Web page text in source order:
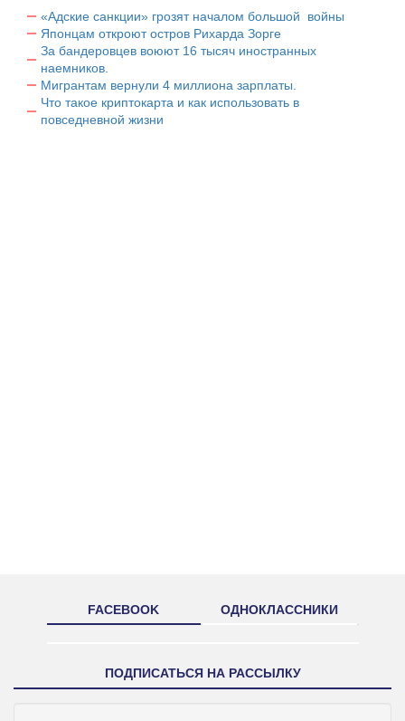
«Адские санкции» грозят началом большой войны
Японцам откроют остров Рихарда Зорге
За бандеровцев воюют 16 тысяч иностранных
наемников.
Мигрантам вернули 4 миллиона зарплаты.
Что такое криптокарта и как использовать в
повседневной жизни
FACEBOOK ОДНОКЛАССНИКИ
ПОДПИСАТЬСЯ НА РАССЫЛКУ